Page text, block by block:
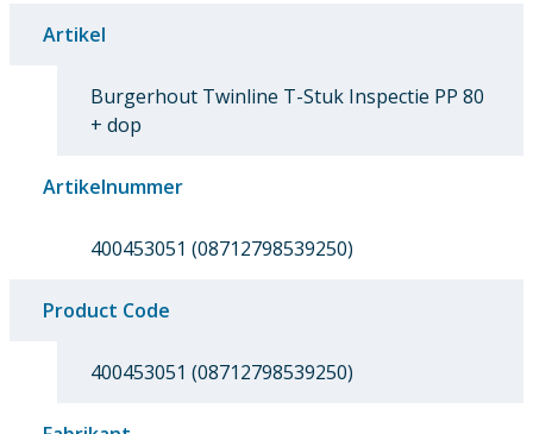
Artikel
Burgerhout Twinline T-Stuk Inspectie PP 80
+ dop
Artikelnummer
400453051 (08712798539250)
Product Code
400453051 (08712798539250)